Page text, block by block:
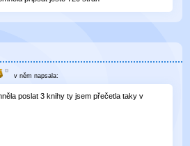
v němnapsala:
poslat 3 knihy ty jsem přečetla taky v